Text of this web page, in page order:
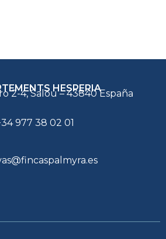
HESPERIA
2-4, Salou – 43840 España
977 38 02 01